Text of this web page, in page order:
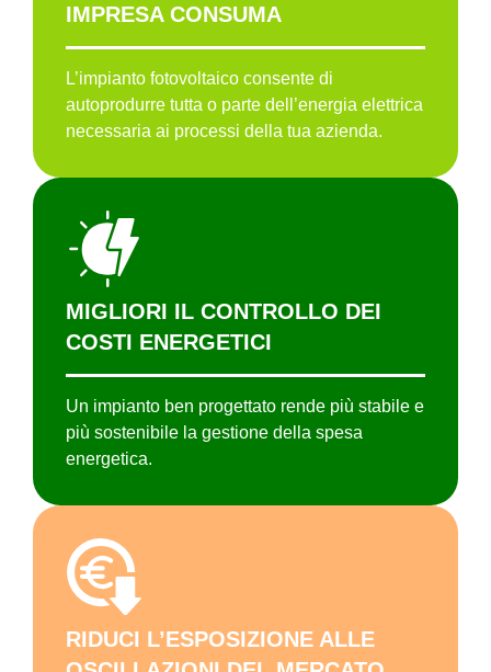
IMPRESA CONSUMA
L’impianto fotovoltaico consente di
autoprodurre tutta o parte dell’energia elettrica
necessaria ai processi della tua azienda.
MIGLIORI IL CONTROLLO DEI
COSTI ENERGETICI
Un impianto ben progettato rende più stabile e
più sostenibile la gestione della spesa
energetica.
RIDUCI L’ESPOSIZIONE ALLE